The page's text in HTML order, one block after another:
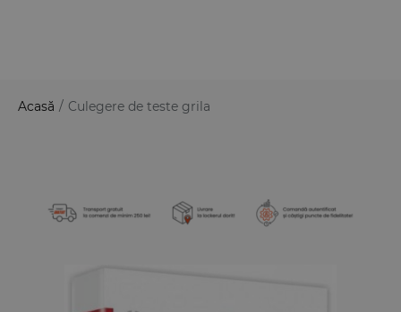
Acasă / Culegere de teste grila